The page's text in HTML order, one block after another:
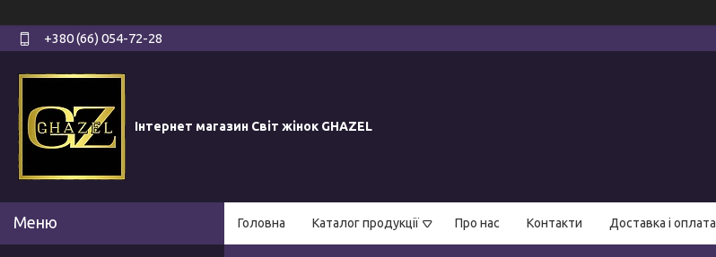
+380 (66) 054-72-28
Інтернет магазин Світ жінок GHAZEL
Головна Каталог продукції Про нас Контакти Доставка і оплата